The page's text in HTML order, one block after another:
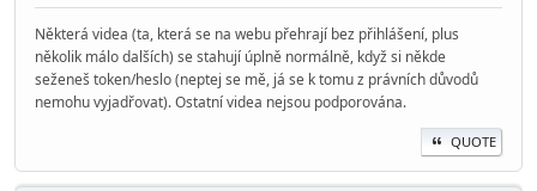
Některá videa (ta, která se na webu přehrají bez přihlášení, plus
několik málo dalších) se stahují úplně normálně, když si někde
seženeš token/heslo (neptej se mě, já se k tomu z právních důvodů
nemohu vyjadřovat). Ostatní videa nejsou podporována.
QUOTE